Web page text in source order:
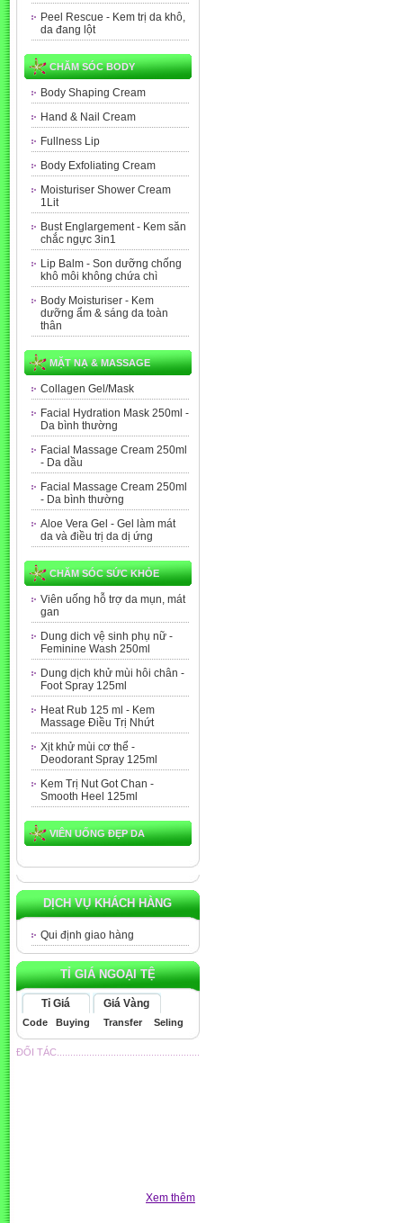
Peel Rescue - Kem trị da khô,
da đang lột
CHĂM SÓC BODY
Body Shaping Cream
Hand & Nail Cream
Fullness Lip
Body Exfoliating Cream
Moisturiser Shower Cream
1Lit
Bust Englargement - Kem săn
chắc ngực 3in1
Lip Balm - Son dưỡng chống
khô môi không chứa chì
Body Moisturiser - Kem
dưỡng ẩm & sáng da toàn
thân
MẶT NẠ & MASSAGE
Collagen Gel/Mask
Facial Hydration Mask 250ml -
Da bình thường
Facial Massage Cream 250ml
- Da dầu
Facial Massage Cream 250ml
- Da bình thường
Aloe Vera Gel - Gel làm mát
da và điều trị da dị ứng
CHĂM SÓC SỨC KHỎE
Viên uống hỗ trợ da mụn, mát
gan
Dung dich vệ sinh phụ nữ -
Feminine Wash 250ml
Dung dịch khử mùi hôi chân -
Foot Spray 125ml
Heat Rub 125 ml - Kem
Massage Điều Trị Nhứt
Xịt khử mùi cơ thể -
Deodorant Spray 125ml
Kem Trị Nut Got Chan -
Smooth Heel 125ml
VIÊN UỐNG ĐẸP DA
DỊCH VỤ KHÁCH HÀNG
Qui định giao hàng
TỈ GIÁ NGOẠI TỆ
Tỉ Giá Giá Vàng
Code Buying Transfer Seling
ĐỐI TÁC.....................................................
Xem thêm